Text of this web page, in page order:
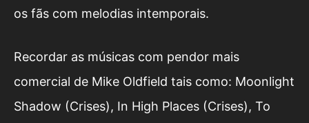
os fãs com melodias intemporais.
Recordar as músicas com pendor mais
comercial de Mike Oldfield tais como: Moonlight
Shadow (Crises), In High Places (Crises), To